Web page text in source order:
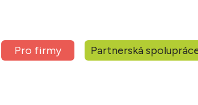
Pro firmy Partnerská